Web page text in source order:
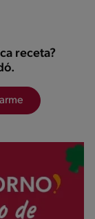
receta?